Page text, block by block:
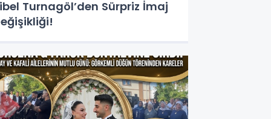
Turnagöl’den Sürpriz İmaj